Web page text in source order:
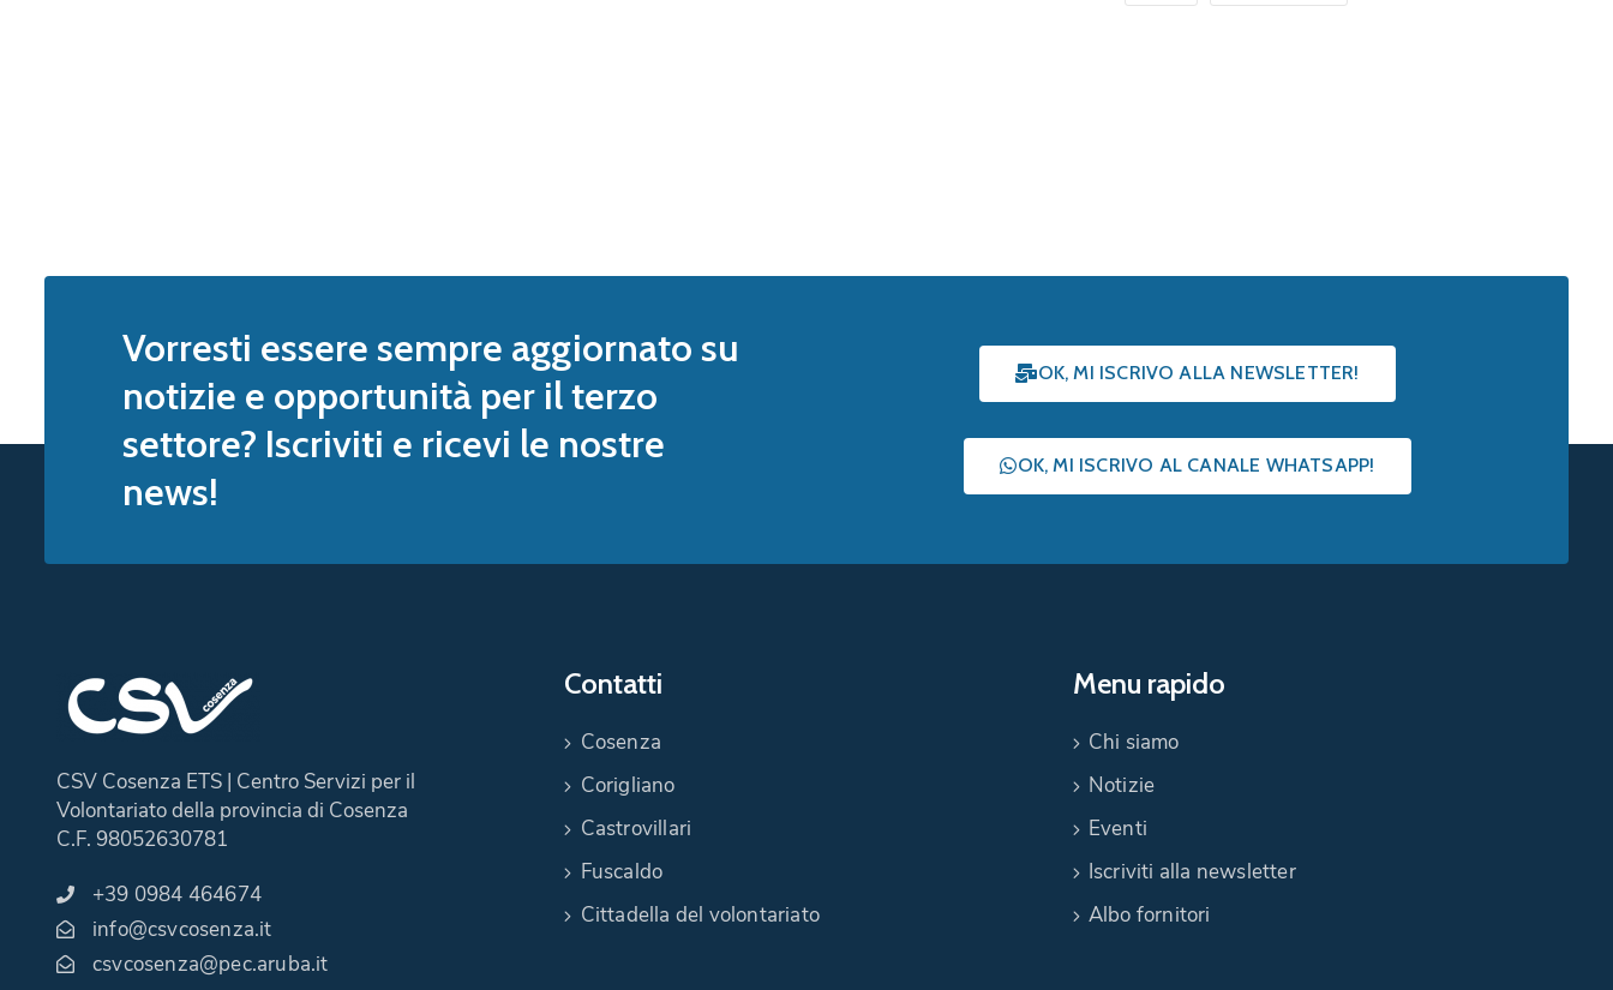
Vorresti essere sempre aggiornato su
notizie e opportunità per il terzo
settore? Iscriviti e ricevi le nostre
news!
OK, MI ISCRIVO ALLA NEWSLETTER!
OK, MI ISCRIVO AL CANALE WHATSAPP!
CSV Cosenza ETS | Centro Servizi per il
Volontariato della provincia di Cosenza
C.F. 98052630781
+39 0984 464674
info@csvcosenza.it
csvcosenza@pec.aruba.it
Contatti
Cosenza
Corigliano
Castrovillari
Fuscaldo
Cittadella del volontariato
Menu rapido
Chi siamo
Notizie
Eventi
Iscriviti alla newsletter
Albo fornitori